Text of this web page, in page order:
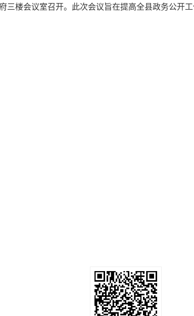
三楼会议室召开。此次会议旨在提高全县政务公开